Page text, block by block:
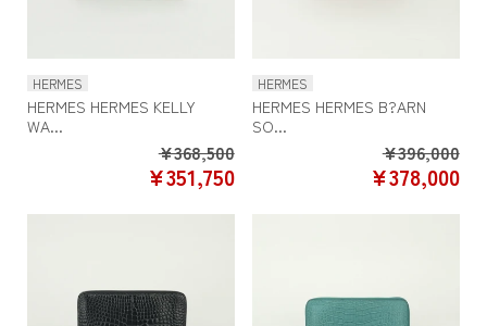
HERMES
HERMES HERMES KELLY
WA...
Regular
price
¥368,500
SALE
¥351,750
HERMES
HERMES HERMES B?ARN
SO...
¥396,000
¥378,000